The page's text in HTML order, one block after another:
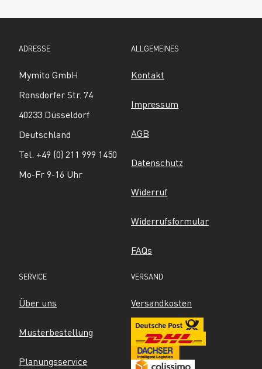
ADRESSE
Mymito GmbH
Ronsdorfer Str. 74
40233 Düsseldorf
Deutschland
Tel. +49 (0) 211 999 1450
Mo-Fr 9-16 Uhr
ALLGEMEINES
Kontakt
Impressum
AGB
Datenschutz
Widerruf
Widerrufsformular
FAQs
SERVICE
Über uns
Musterbestellung
Planungsservice
VERSAND
Versandkosten